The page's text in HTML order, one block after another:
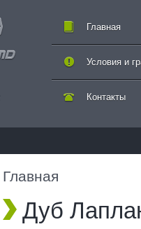
Главная
Контакты
Условия и
Главная
Дуб